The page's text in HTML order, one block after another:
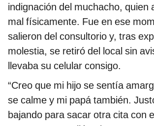
indignación del muchacho, quien
mal físicamente. Fue en ese
salieron del consultorio y, tras
molestia, se retiró del local sin
llevaba su celular consigo.
“Creo que mi hijo se sentía
se calme y mi papá también.
bajando para sacar otra cita con